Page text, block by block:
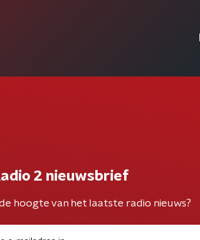
2 nieuwsbrief
hoogte van het laatste radio nieuws?